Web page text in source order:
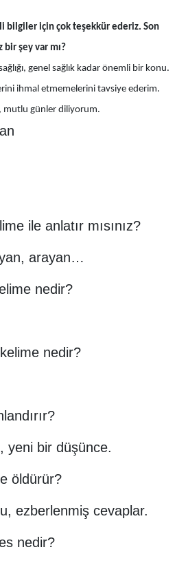
bilgiler için çok teşekkür ederiz. Son
şey var mı?
genel sağlık kadar önemli bir konu.
ihmal etmemelerini tavsiye ederim.
mutlu günler diliyorum.
ile anlatır mısınız?
arayan…
nedir?
nedir?
yeni bir düşünce.
öldürür?
ezberlenmiş cevaplar.
nedir?